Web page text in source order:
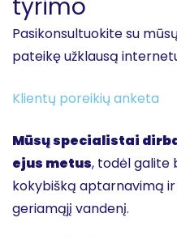
tyrimo
Pasikonsultuokite su
pateikę užklausą
Klientų poreikių anketa
Mūsų specialistai
ejus metus, todėl galite
kokybišką aptarnavimą ir
geriamąjį vandenį.